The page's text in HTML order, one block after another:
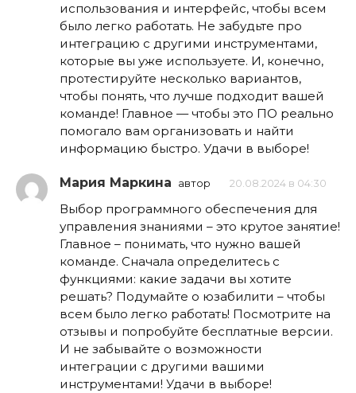
использования и интерфейс, чтобы всем
было легко работать. Не забудьте про
интеграцию с другими инструментами,
которые вы уже используете. И, конечно,
протестируйте несколько вариантов,
чтобы понять, что лучше подходит вашей
команде! Главное — чтобы это ПО реально
помогало вам организовать и найти
информацию быстро. Удачи в выборе!
Мария Маркина автор 20.08.2024 в 04:30
Выбор программного обеспечения для
управления знаниями – это крутое занятие!
Главное – понимать, что нужно вашей
команде. Сначала определитесь с
функциями: какие задачи вы хотите
решать? Подумайте о юзабилити – чтобы
всем было легко работать! Посмотрите на
отзывы и попробуйте бесплатные версии.
И не забывайте о возможности
интеграции с другими вашими
инструментами! Удачи в выборе!